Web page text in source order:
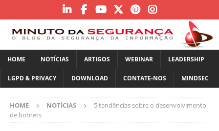
HOME NOTÍCIAS ARTIGOS WEBINAR LEADERSHIP
LGPD & PRIVACY DOWNLOAD CONTATE-NOS MINDSEC
HOME NOTÍCIAS
5 tendências sobre o desenvolvimento
de botnets